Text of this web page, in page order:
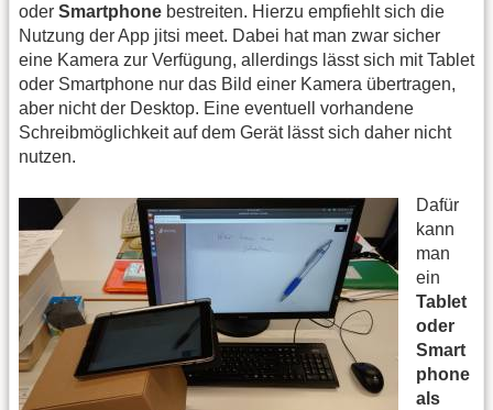
oder Smartphone bestreiten. Hierzu empfiehlt sich die
Nutzung der App jitsi meet. Dabei hat man zwar sicher
eine Kamera zur Verfügung, allerdings lässt sich mit Tablet
oder Smartphone nur das Bild einer Kamera übertragen,
aber nicht der Desktop. Eine eventuell vorhandene
Schreibmöglichkeit auf dem Gerät lässt sich daher nicht
nutzen.
Dafür
kann
man
ein
Tablet
oder
Smart
phone
als